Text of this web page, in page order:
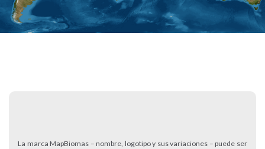
La marca MapBiomas – nombre, logotipo y sus variaciones – puede ser